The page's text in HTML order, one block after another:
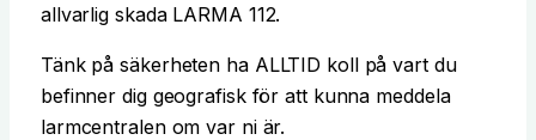
allvarlig skada LARMA 112.
Tänk på säkerheten ha ALLTID koll på vart du
befinner dig geografisk för att kunna meddela
larmcentralen om var ni är.